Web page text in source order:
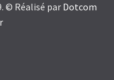
© Réalisé par Dotcom